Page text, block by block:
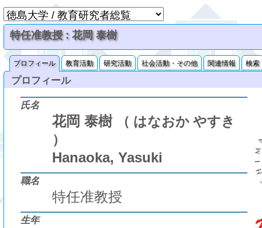
特任准教授 : 花岡 泰樹
プロフィール 教育活動 研究活動 社会活動・その他 関連情報 検索
プロフィール
氏名
花岡 泰樹
（ はなおか やすき
）
Hanaoka, Yasuki
職名
特任准教授
生年